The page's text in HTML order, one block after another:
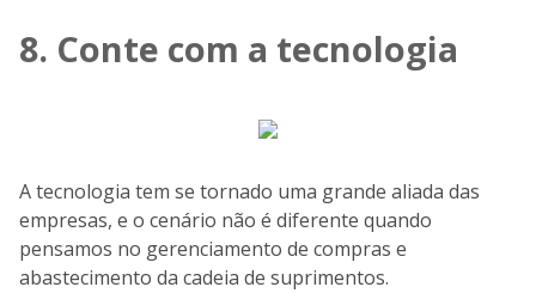
8. Conte com a tecnologia
A tecnologia tem se tornado uma grande aliada das
empresas, e o cenário não é diferente quando
pensamos no gerenciamento de compras e
abastecimento da cadeia de suprimentos.